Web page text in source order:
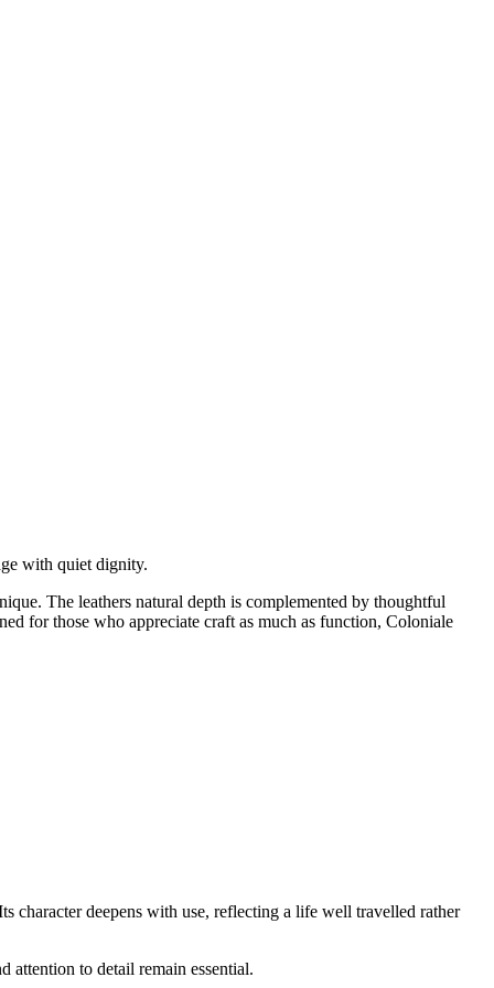
with quiet dignity.
The leathers natural depth is complemented by thoughtful
for those who appreciate craft as much as function, Coloniale
character deepens with use, reflecting a life well travelled rather
attention to detail remain essential.